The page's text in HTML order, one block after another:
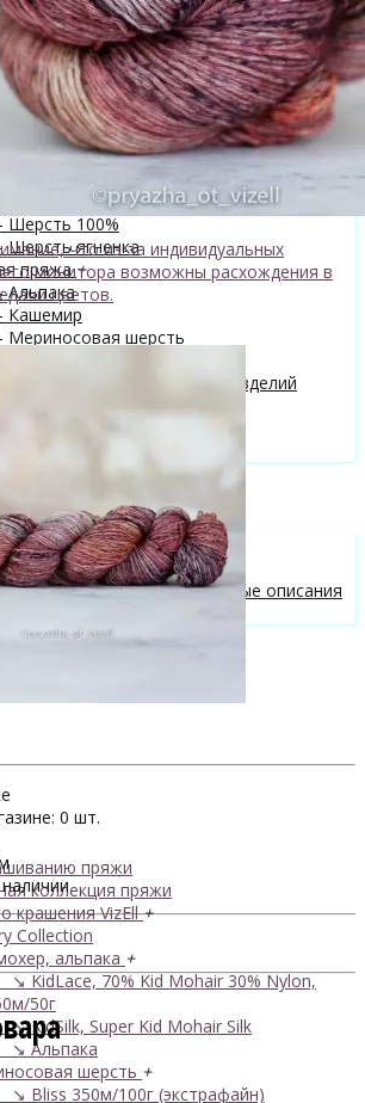
superwash 20% нейлон
↘ Sock, 75% Меринос 25% Нейлон,
300м/100г
Хлопок
Шелк+
↘ Cleo 50% шелк 50% меринос
600м/100гНовинка!
↘ Бурет, 100% буретный шелк,
190м/100г
100%
ягненка
пряжа+
Кашемир
Мериносовая шерсть
классы и описания вязаных изделий
описания моделей
лайфхаки
вязаных изделий и бесплатные описания
пряжи
коллекция пряжи
крашения VizEll+
Collection
альпака +
70% Kid Mohair 30% Nylon,
50г
Super Kid Mohair Silk
Альпака
шерсть +
Bliss 350м/100г (экстрафайн)
что из-за индивидуальных
монитора возможны расхождения в
цветов.
0 шт.